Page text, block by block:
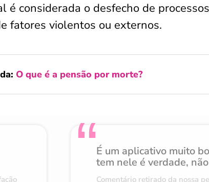
é considerada o desfecho de
fatores violentos ou externos.
O que é a pensão por morte?
É um aplicativo muito
tem nele é verdade,
Comentário retirado da nossa